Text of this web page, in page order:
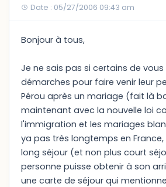
Date : 05/27/2006 09:43 am
Bonjour à tous,
Je ne sais pas si certains de
démarches pour faire venir leur
Pérou après un mariage (fait là
maintenant avec la nouvelle loi
l'immigration et les mariages
ya pas très longtemps en
long séjour (et non plus court
personne puisse obtenir à son
une carte de séjour qui